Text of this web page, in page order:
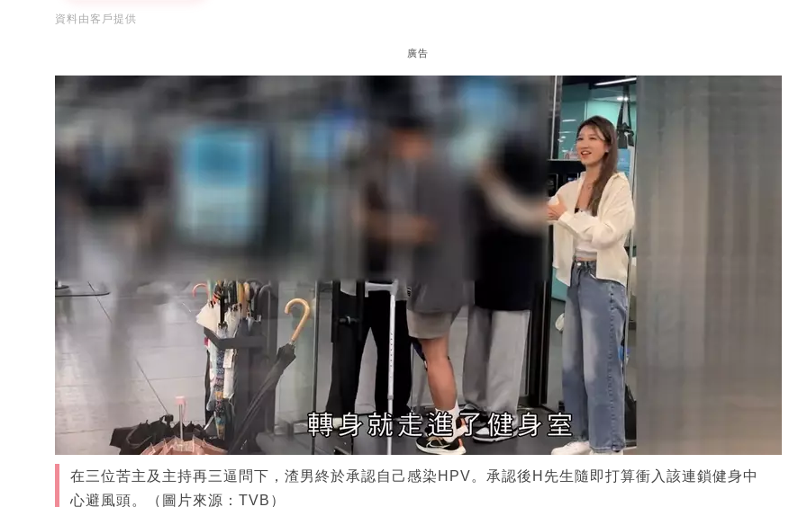
資料由客戶提供
廣告
在三位苦主及主持再三逼問下，渣男終於承認自己感染HPV。承認後H先生隨即打算衝入該連鎖健身中
心避風頭。（圖片來源：TVB）